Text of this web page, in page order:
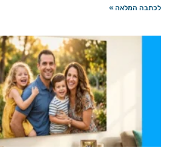
לכתבה המלאה »